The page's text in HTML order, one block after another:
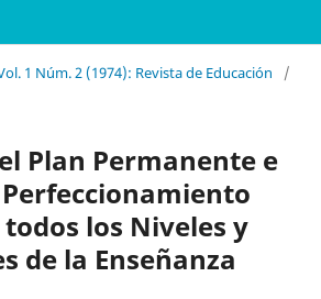
1 Núm. 2 (1974): Revista de Educación
/
Plan Permanente e
los Niveles y
de la Enseñanza